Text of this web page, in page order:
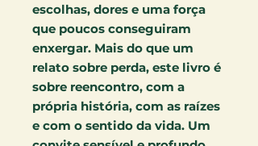
escolhas, dores e uma força
que poucos conseguiram
enxergar. Mais do que um
relato sobre perda, este livro é
sobre reencontro, com a
própria história, com as raízes
e com o sentido da vida. Um